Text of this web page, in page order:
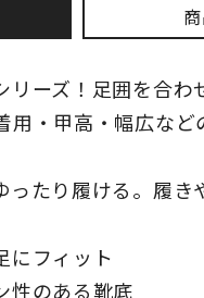
リーズ！足囲を合わ
用・甲高・幅広など
たり履ける。履き
フィット
性のある靴底